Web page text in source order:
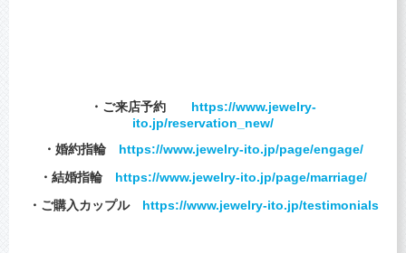
・ご来店予約 https://www.jewelry-
ito.jp/reservation_new/
・婚約指輪 https://www.jewelry-ito.jp/page/engage/
・結婚指輪 https://www.jewelry-ito.jp/page/marriage/
・ご購入カップル https://www.jewelry-ito.jp/testimonials